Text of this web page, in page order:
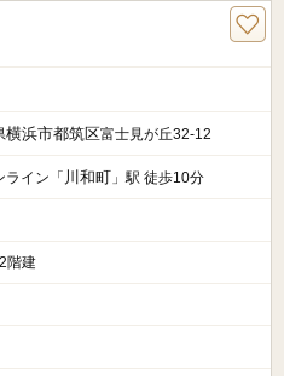
横浜市都筑区富士見が丘32-12
ライン「 川和町 」駅 徒歩10分
階建